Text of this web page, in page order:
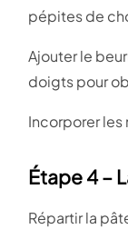
pépites de
Ajouter le
doigts pour
Incorporer les
Étape 4 –
Répartir la